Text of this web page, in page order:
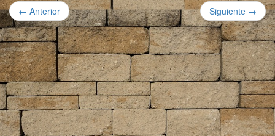
← Anterior Siguiente →